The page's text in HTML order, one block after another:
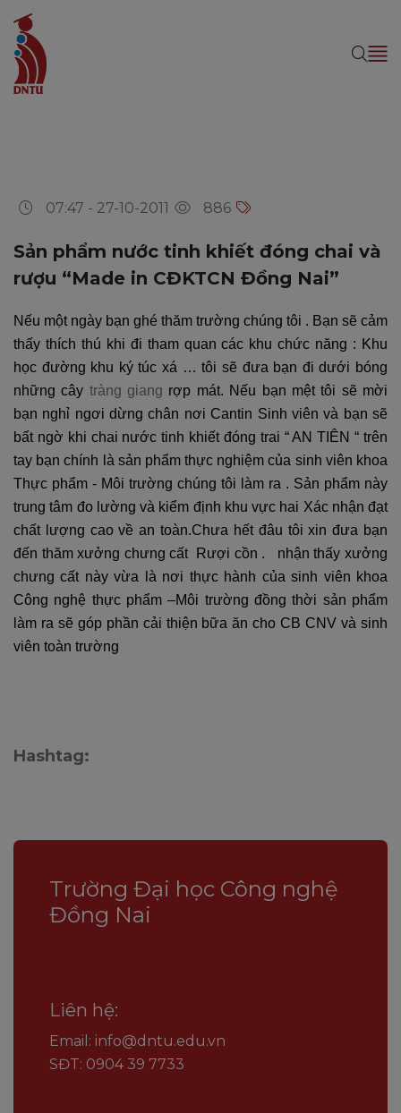
07:47 - 27-10-2011 886
Sản phẩm nước tinh khiết đóng chai và
rượu “Made in CĐKTCN Đồng Nai”
Nếu một ngày bạn ghé thăm trường chúng tôi . Bạn sẽ cảm
thấy thích thú khi đi tham quan các khu chức năng : Khu
học đường khu ký túc xá … tôi sẽ đưa bạn đi dưới bóng
những cây tràng giang rợp mát. Nếu bạn mệt tôi sẽ mời
bạn nghỉ ngơi dừng chân nơi Cantin Sinh viên và bạn sẽ
bất ngờ khi chai nước tinh khiết đóng trai “ AN TIÊN “ trên
tay bạn chính là sản phẩm thực nghiệm của sinh viên khoa
Thực phẩm - Môi trường chúng tôi làm ra . Sản phẩm này
trung tâm đo lường và kiểm định khu vực hai Xác nhận đạt
chất lượng cao về an toàn.Chưa hết đâu tôi xin đưa bạn
đến thăm xưởng chưng cất Rượi cồn .
nhận thấy xưởng
chưng cất này vừa là nơi thực hành của sinh viên khoa
Công nghệ thực phẩm –Môi trường đồng thời sản phẩm
làm ra sẽ góp phần cải thiện bữa ăn cho CB CNV và sinh
viên toàn trường
Hashtag:
Trường Đại học Công nghệ
Đồng Nai
Liên hệ:
Email: info@dntu.edu.vn
SĐT: 0904 39 7733